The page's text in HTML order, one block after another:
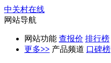
中关村在线
网站导航
网站功能 查报价 排行榜
更多>> 产品频道 口碑榜